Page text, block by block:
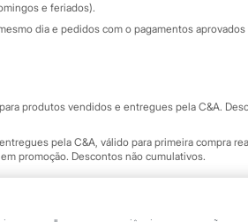
e feriados).
dia e pedidos com o pagamentos
produtos vendidos e entregues pela C&A.
pela C&A, válido para primeira compra
promoção. Descontos não cumulativos.